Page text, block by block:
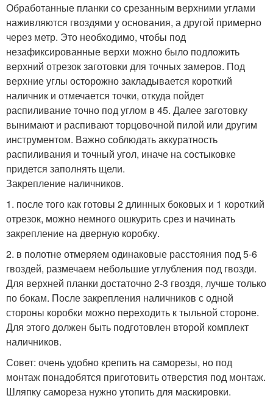
Обработанные планки со срезанным верхними углами
наживляются гвоздями у основания, а другой примерно
через метр. Это необходимо, чтобы под
незафиксированные верхи можно было подложить
верхний отрезок заготовки для точных замеров. Под
верхние углы осторожно закладывается короткий
наличник и отмечается точки, откуда пойдет
распиливание точно под углом в 45. Далее заготовку
вынимают и распивают торцовочной пилой или другим
инструментом. Важно соблюдать аккуратность
распиливания и точный угол, иначе на состыковке
придется заполнять щели.
Закрепление наличников.
1. после того как готовы 2 длинных боковых и 1 короткий
отрезок, можно немного ошкурить срез и начинать
закрепление на дверную коробку.
2. в полотне отмеряем одинаковые расстояния под 5-6
гвоздей, размечаем небольшие углубления под гвозди.
Для верхней планки достаточно 2-3 гвоздя, лучше только
по бокам. После закрепления наличников с одной
стороны коробки можно переходить к тыльной стороне.
Для этого должен быть подготовлен второй комплект
наличников.
Совет: очень удобно крепить на саморезы, но под
монтаж понадобятся приготовить отверстия под монтаж.
Шляпку самореза нужно утопить для маскировки.